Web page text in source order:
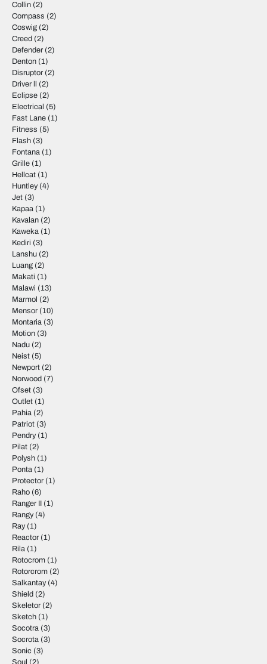
Collin (2)
Compass (2)
Coswig (2)
Creed (2)
Defender (2)
Denton (1)
Disruptor (2)
Driver ll
(2)
Eclipse (2)
Electrical (5)
Fast Lane (1)
Fitness (5)
Flash (3)
Fontana (1)
Grille (1)
Hellcat (1)
Huntley(4)
Jet (3)
Kapaa (1)
Kavalan (2)
Kaweka (1)
Kediri (3)
Lanshu (2)
Luang (2)
Makati (1)
Malawi (13)
Marmol (2)
Mensor (10)
Montaria (3)
Motion (3)
Nadu (2)
Neist (5)
Newport (2)
Norwood (7)
Ofset (3)
Outlet (1)
Pahia (2)
Patriot (3)
Pendry(1)
Pilat (2)
Polysh (1)
Ponta (1)
Protector (1)
Raho (6)
Ranger II (1)
Rangy(4)
Ray(1)
Reactor (1)
Rila (1)
Rotocrom (1)
Rotorcrom (2)
Salkantay(4)
Shield (2)
Skeletor (2)
Sketch (1)
Socotra (3)
Socrota (3)
Sonic (3)
Soul (2)